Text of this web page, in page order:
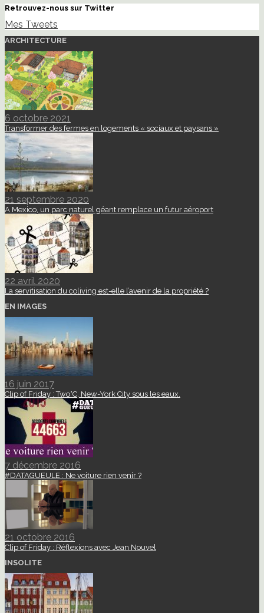
Retrouvez-nous sur Twitter
Mes Tweets
ARCHITECTURE
6 octobre 2021
Transformer des fermes en logements « sociaux et paysans »
21 septembre 2020
A Mexico, un parc naturel géant remplace un futur aéroport
22 avril 2020
La servitisation du coliving est-elle l’avenir de la propriété ?
EN IMAGES
16 juin 2017
Clip of Friday : Two°C, New-York City sous les eaux.
7 décembre 2016
#DATAGUEULE : Ne voiture rien venir ?
21 octobre 2016
Clip of Friday : Réflexions avec Jean Nouvel
INSOLITE